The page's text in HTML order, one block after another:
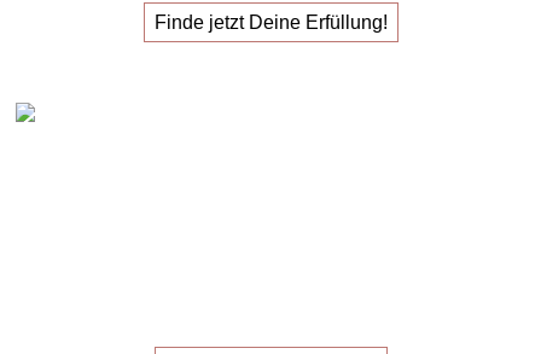
Finde jetzt Deine Erfüllung!